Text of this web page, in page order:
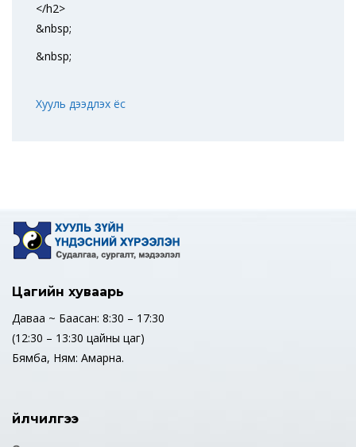
</h2>
&nbsp;
&nbsp;
Хууль дээдлэх ёс
Цагийн хуваарь
Даваа ~ Баасан: 8:30 – 17:30
(12:30 – 13:30 цайны цаг)
Бямба, Ням: Амарна.
Үйлчилгээ